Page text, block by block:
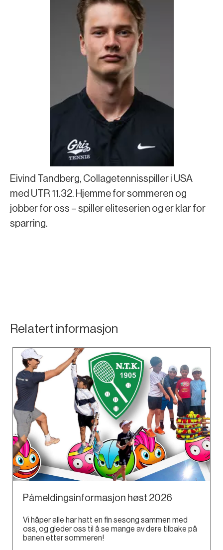
Eivind Tandberg, Collagetennisspiller i USA
med UTR 11.32. Hjemme for sommeren og
jobber for oss – spiller eliteserien og er klar for
sparring.
Relatert informasjon
Påmeldingsinformasjon høst 2026
Vi håper alle har hatt en fin sesong sammen med
oss, og gleder oss til å se mange av dere tilbake på
banen etter sommeren!